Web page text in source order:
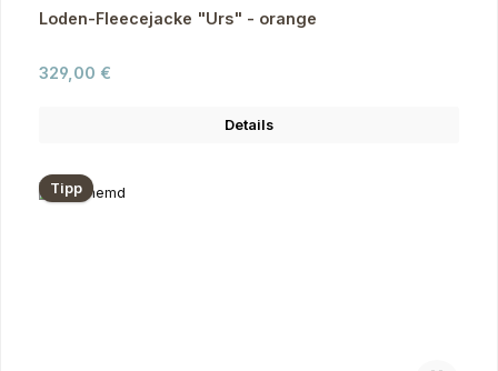
Loden-Fleecejacke "Urs" - orange
Regulärer Preis:
329,00 €
Details
Tipp